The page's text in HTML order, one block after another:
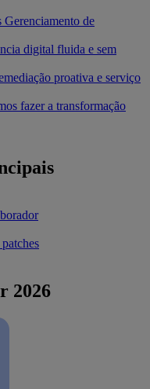
Gerenciamento de
digital fluida e sem
proativa e serviço
fazer a transformação
2026